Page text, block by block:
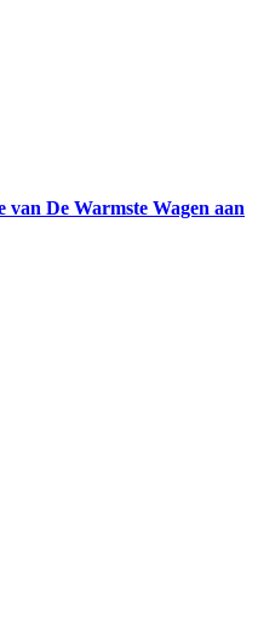
van De Warmste Wagen aan